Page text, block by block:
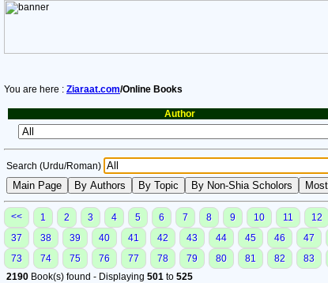
You are here : Ziaraat.com/Online Books
Author
Search (Urdu/Roman)
<< 1 2 3 4 5 6 7 8 9 10 11 12
37
38 39 40 41 42 43 44 45 46 47
73
74 75 76 77 78 79 80 81 82 83
2190 Book(s) found - Displaying 501 to 525